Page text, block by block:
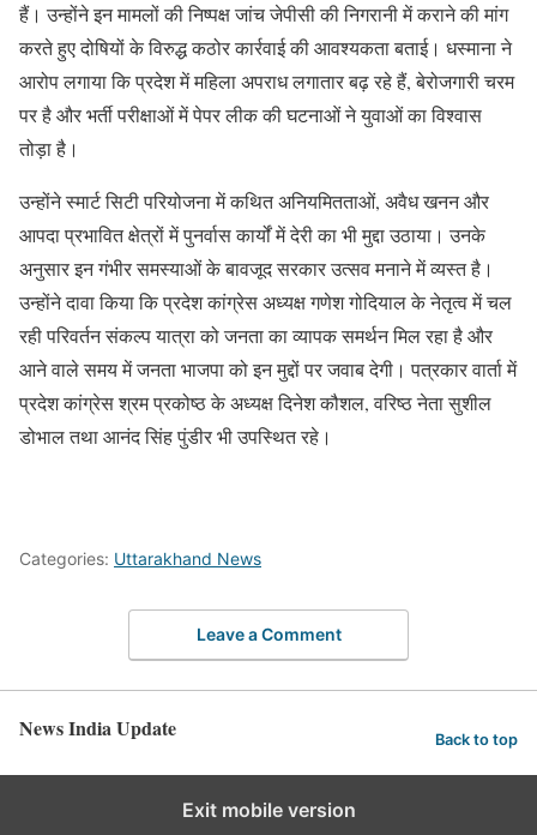
हैं। उन्होंने इन मामलों की निष्पक्ष जांच जेपीसी की निगरानी में कराने की मांग
करते हुए दोषियों के विरुद्ध कठोर कार्रवाई की आवश्यकता बताई। धस्माना ने
आरोप लगाया कि प्रदेश में महिला अपराध लगातार बढ़ रहे हैं, बेरोजगारी चरम
पर है और भर्ती परीक्षाओं में पेपर लीक की घटनाओं ने युवाओं का विश्वास
तोड़ा है।
उन्होंने स्मार्ट सिटी परियोजना में कथित अनियमितताओं, अवैध खनन और
आपदा प्रभावित क्षेत्रों में पुनर्वास कार्यों में देरी का भी मुद्दा उठाया। उनके
अनुसार इन गंभीर समस्याओं के बावजूद सरकार उत्सव मनाने में व्यस्त है।
उन्होंने दावा किया कि प्रदेश कांग्रेस अध्यक्ष गणेश गोदियाल के नेतृत्व में चल
रही परिवर्तन संकल्प यात्रा को जनता का व्यापक समर्थन मिल रहा है और
आने वाले समय में जनता भाजपा को इन मुद्दों पर जवाब देगी। पत्रकार वार्ता में
प्रदेश कांग्रेस श्रम प्रकोष्ठ के अध्यक्ष दिनेश कौशल, वरिष्ठ नेता सुशील
डोभाल तथा आनंद सिंह पुंडीर भी उपस्थित रहे।
Categories: Uttarakhand News
Leave a Comment
News India Update Back to top
Exit mobile version